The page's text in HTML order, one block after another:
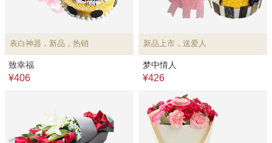
表白神器，新品，热销
致幸福
¥406
新品上市，送爱人
梦中情人
¥426